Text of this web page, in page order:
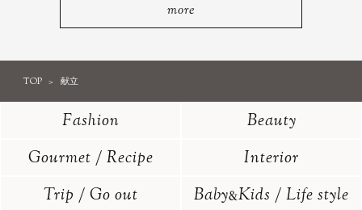
more
TOP 献立
Fashion
Beauty
Gourmet / Recipe
Interior
Trip / Go out
Baby&Kids / Life style